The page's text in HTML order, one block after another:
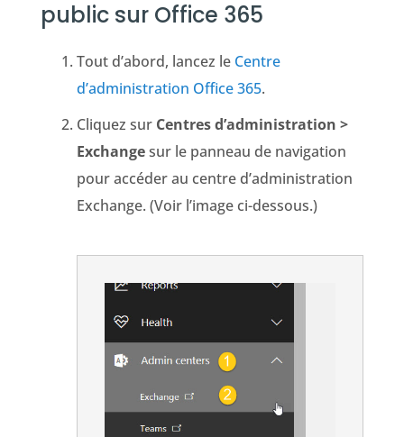
public sur Office 365
Tout d’abord, lancez le Centre
d’administration Office 365.
Cliquez sur Centres d’administration >
Exchangesur le panneau de navigation
pour accéder au centre d’administration
Exchange. (Voir l’image ci-dessous.)